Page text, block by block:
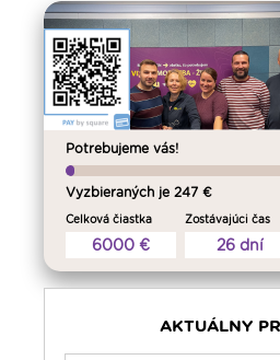
Potrebujeme vás!
Vyzbieraných je 247 €
Celková čiastka
6000 €
Zostávajúci čas
26 dní
AKTUÁLNY
00:00 Predel do nového dňa
00:01
Gaučing - repríza
Rodina - repríza
01:30
Gospelparáda - repríza